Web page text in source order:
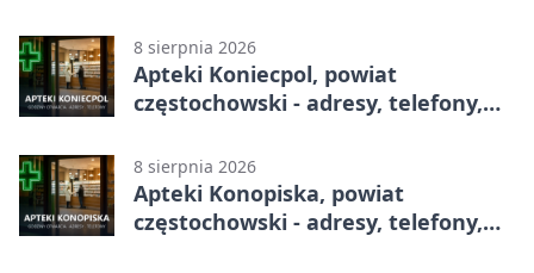
8 sierpnia 2026
Apteki Koniecpol, powiat
częstochowski - adresy, telefony,
8 sierpnia 2026
Apteki Konopiska, powiat
częstochowski - adresy, telefony,